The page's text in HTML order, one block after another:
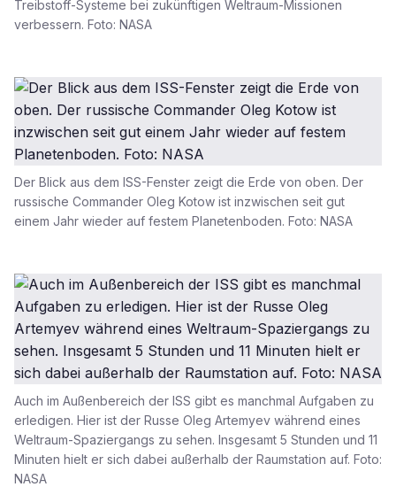
Treibstoff-Systeme bei zukünftigen Weltraum-Missionen
verbessern. Foto: NASA
Der Blick aus dem ISS-Fenster zeigt die Erde von oben. Der
russische Commander Oleg Kotow ist inzwischen seit gut
einem Jahr wieder auf festem Planetenboden. Foto: NASA
Auch im Außenbereich der ISS gibt es manchmal Aufgaben zu
erledigen. Hier ist der Russe Oleg Artemyev während eines
Weltraum-Spaziergangs zu sehen. Insgesamt 5 Stunden und 11
Minuten hielt er sich dabei außerhalb der Raumstation auf. Foto:
NASA